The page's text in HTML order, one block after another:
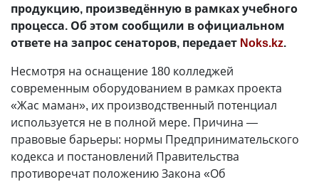
продукцию, произведённую в рамках учебного
процесса. Об этом сообщили в официальном
ответе на запрос сенаторов, передает Noks.kz.
Несмотря на оснащение 180 колледжей
современным оборудованием в рамках проекта
«Жас маман», их производственный потенциал
используется не в полной мере. Причина —
правовые барьеры: нормы Предпринимательского
кодекса и постановлений Правительства
противоречат положению Закона «Об